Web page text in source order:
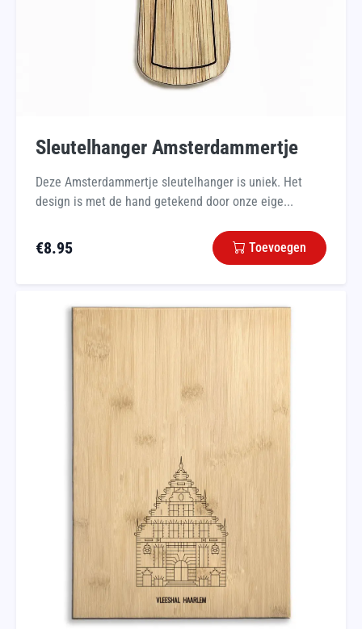
Sleutelhanger Amsterdammertje
Deze Amsterdammertje sleutelhanger is uniek. Het
design is met de hand getekend door onze eige...
€8.95 Toevoegen